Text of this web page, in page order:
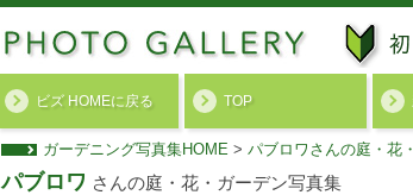
ビズ HOMEに戻る TOP
ガーデニング写真集HOME > パブロワさんの庭・花
パブロワ さんの庭・花・ガーデン写真集